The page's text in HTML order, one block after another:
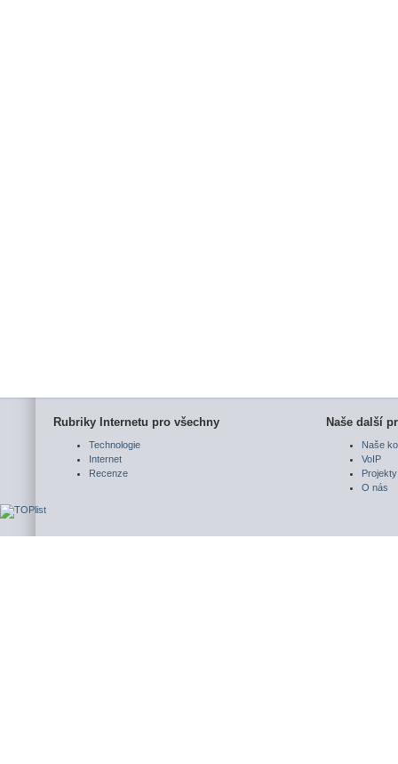
Rubriky Internetu pro všechny
Technologie
Internet
Recenze
Naše další
Naše
VoIP
Projekty
O nás